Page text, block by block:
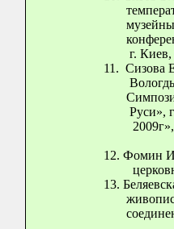
г. Киев,
11. Сизова
Симпозиума
Руси»,
2009г»,
12. Фомин
церковной
13.
живописи,